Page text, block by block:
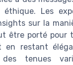
éthique. Les
sur la
être porté pour
en restant
tenues